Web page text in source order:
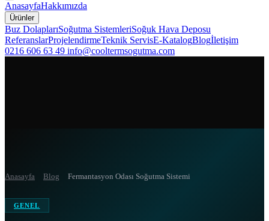
AnasayfaHakkımızda
Ürünler
Buz DolaplarıSoğutma SistemleriSoğuk Hava Deposu
ReferanslarProjelendirmeTeknik ServisE-KatalogBlogİletişim
0216 606 63 49 info@cooltermsogutma.com
Anasayfa Blog Fermantasyon Odası Soğutma Sistemi
GENEL